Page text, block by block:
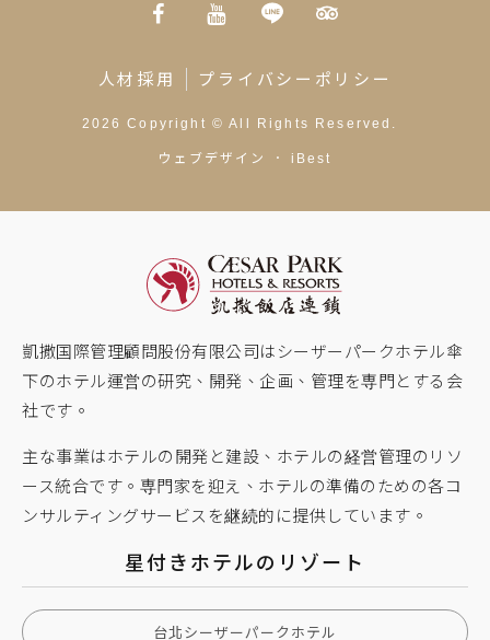
人材採用 プライバシーポリシー
2026 Copyright © All Rights Reserved.
ウェブデザイン ． iBest
凱撒国際管理顧問股份有限公司はシーザーパークホテル傘
下のホテル運営の研究、開発、企画、管理を専門とする会
社です。
主な事業はホテルの開発と建設、ホテルの経営管理のリソ
ース統合です。専門家を迎え、ホテルの準備のための各コ
ンサルティングサービスを継続的に提供しています。
星付きホテルのリゾート
台北シーザーパークホテル